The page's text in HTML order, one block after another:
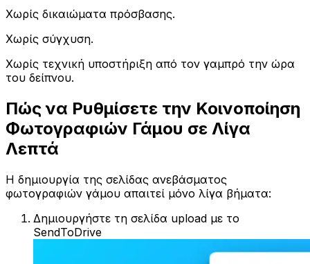
Χωρίς δικαιώματα πρόσβασης.
Χωρίς σύγχυση.
Χωρίς τεχνική υποστήριξη από τον γαμπρό την ώρα
του δείπνου.
Πώς να Ρυθμίσετε την Κοινοποίηση
Φωτογραφιών Γάμου σε Λίγα
Λεπτά
Η δημιουργία της σελίδας ανεβάσματος
φωτογραφιών γάμου απαιτεί μόνο λίγα βήματα:
Δημιουργήστε τη σελίδα upload με το
SendToDrive